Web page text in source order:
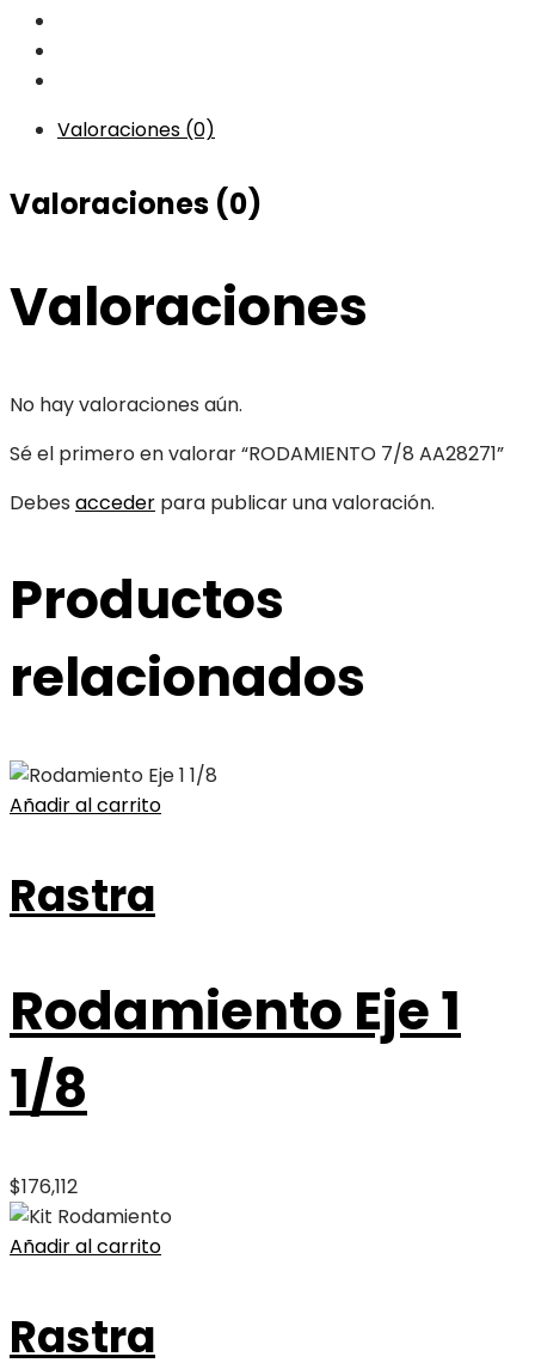
Valoraciones (0)
Valoraciones (0)
Valoraciones
No hay valoraciones aún.
Sé el primero en valorar “RODAMIENTO 7/8 AA28271”
Debes acceder para publicar una valoración.
Productos
relacionados
Añadir al carrito
Rastra
Rodamiento Eje 1
1/8
$176,112
Añadir al carrito
Rastra